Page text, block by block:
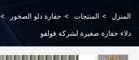
المنزل > المنتجات > حفارة دلو الصخور >
دلاء حفارة صغيرة لشركة فولفو